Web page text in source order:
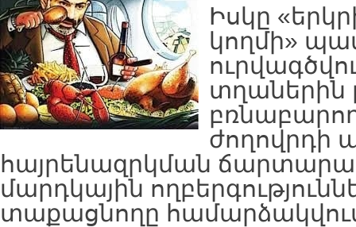
Իսկը
կողմի»
տղաներին
ժողովրդի
հայրենազրկման
մարդկային
տաքացնողը